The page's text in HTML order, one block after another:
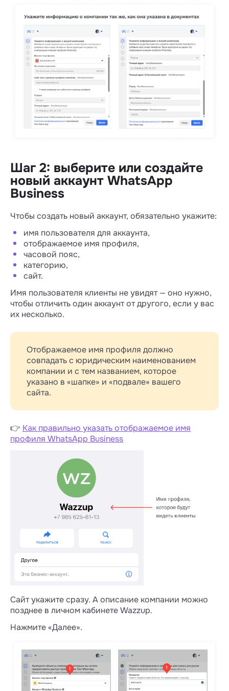
Шаг 2: выберите или создайте
новый аккаунт WhatsApp
Business
Чтобы создать новый аккаунт, обязательно укажите:
имя пользователя для аккаунта,
отображаемое имя профиля,
часовой пояс,
категорию,
сайт.
Имя пользователя клиенты не увидят — оно нужно,
чтобы отличить один аккаунт от другого, если у вас
их несколько.
Отображаемое имя профиля должно
совпадать с юридическим наименованием
компании и с тем названием, которое
указано в «шапке» и «подвале» вашего
сайта.
👉 Как правильно указать отображаемое имя
профиля WhatsApp Business
Сайт укажите сразу. А описание компании можно
позднее в личном кабинете Wazzup.
Нажмите «Далее».